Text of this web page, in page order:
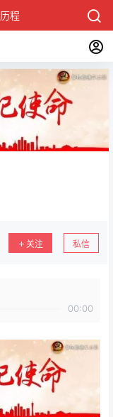
历程 关于
关注 私信
00:00